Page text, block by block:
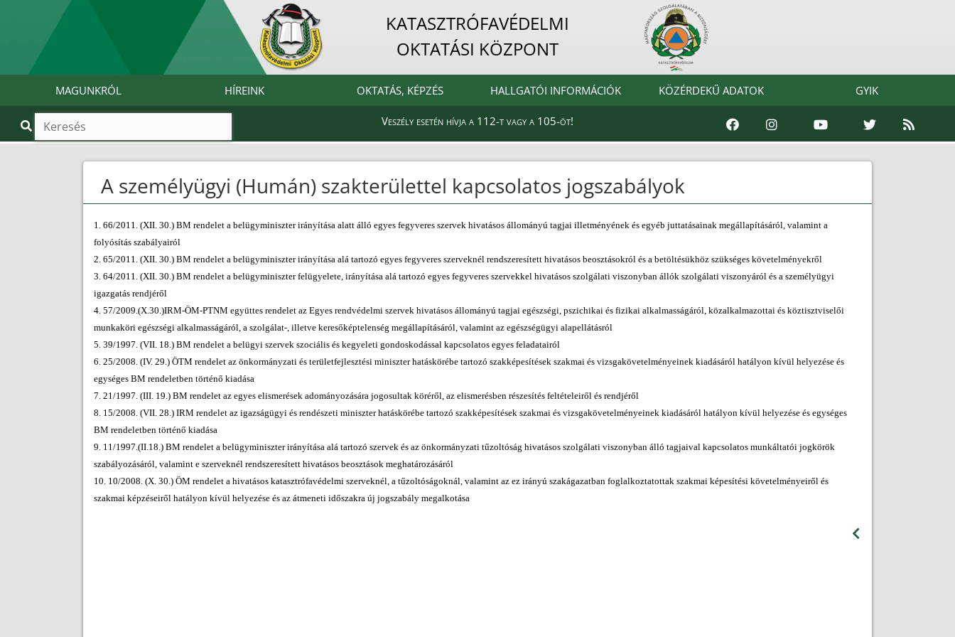
KATASZTRÓFAVÉDELMI
OKTATÁSI KÖZPONT
MAGUNKRÓL HÍREINK OKTATÁS, KÉPZÉS HALLGATÓI INFORMÁCIÓK KÖZÉRDEKŰ ADATOK GYIK
Veszély esetén hívja a 112-t vagy a 105-öt!
A személyügyi (Humán) szakterülettel kapcsolatos jogszabályok
1. 66/2011. (XII. 30.) BM rendelet a belügyminiszter irányítása alatt álló egyes fegyveres szervek hivatásos állományú tagjai illetményének és egyéb juttatásainak megállapításáról, valamint a
folyósítás szabályairól
2. 65/2011. (XII. 30.) BM rendelet a belügyminiszter irányítása alá tartozó egyes fegyveres szerveknél rendszeresített hivatásos beosztásokról és a betöltésükhöz szükséges követelményekről
3. 64/2011. (XII. 30.) BM rendelet a belügyminiszter felügyelete, irányítása alá tartozó egyes fegyveres szervekkel hivatásos szolgálati viszonyban állók szolgálati viszonyáról és a személyügyi
igazgatás rendjéről
4. 57/2009.(X.30.)IRM-ÖM-PTNM együttes rendelet az Egyes rendvédelmi szervek hivatásos állományú tagjai egészségi, pszichikai és fizikai alkalmasságáról, közalkalmazottai és köztisztviselői
munkaköri egészségi alkalmasságáról, a szolgálat-, illetve keresőképtelenség megállapításáról, valamint az egészségügyi alapellátásról
5. 39/1997. (VII. 18.) BM rendelet a belügyi szervek szociális és kegyeleti gondoskodással kapcsolatos egyes feladatairól
6. 25/2008. (IV. 29.) ÖTM rendelet az önkormányzati és területfejlesztési miniszter hatáskörébe tartozó szakképesítések szakmai és vizsgakövetelményeinek kiadásáról hatályon kívül helyezése és
egységes BM rendeletben történő kiadása
7. 21/1997. (III. 19.) BM rendelet az egyes elismerések adományozására jogosultak köréről, az elismerésben részesítés feltételeiről és rendjéről
8. 15/2008. (VII. 28.) IRM rendelet az igazságügyi és rendészeti miniszter hatáskörébe tartozó szakképesítések szakmai és vizsgakövetelményeinek kiadásáról hatályon kívül helyezése és egységes
BM rendeletben történő kiadása
9. 11/1997.(II.18.) BM rendelet a belügyminiszter irányítása alá tartozó szervek és az önkormányzati tűzoltóság hivatásos szolgálati viszonyban álló tagjaival kapcsolatos munkáltatói jogkörök
szabályozásáról, valamint e szerveknél rendszeresített hivatásos beosztások meghatározásáról
10. 10/2008. (X. 30.) ÖM rendelet a hivatásos katasztrófavédelmi szerveknél, a tűzoltóságoknál, valamint az ez irányú szakágazatban foglalkoztatottak szakmai képesítési követelményeiről és
szakmai képzéseiről hatályon kívül helyezése és az átmeneti időszakra új jogszabály megalkotása